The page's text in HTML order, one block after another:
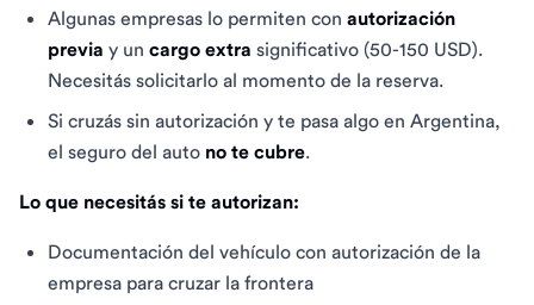
Algunas empresas lo permiten con autorización
previa y un cargo extra significativo (50-150 USD).
Necesitás solicitarlo al momento de la reserva.
Si cruzás sin autorización y te pasa algo en Argentina,
el seguro del auto no te cubre.
Lo que necesitás si te autorizan:
Documentación del vehículo con autorización de la
empresa para cruzar la frontera